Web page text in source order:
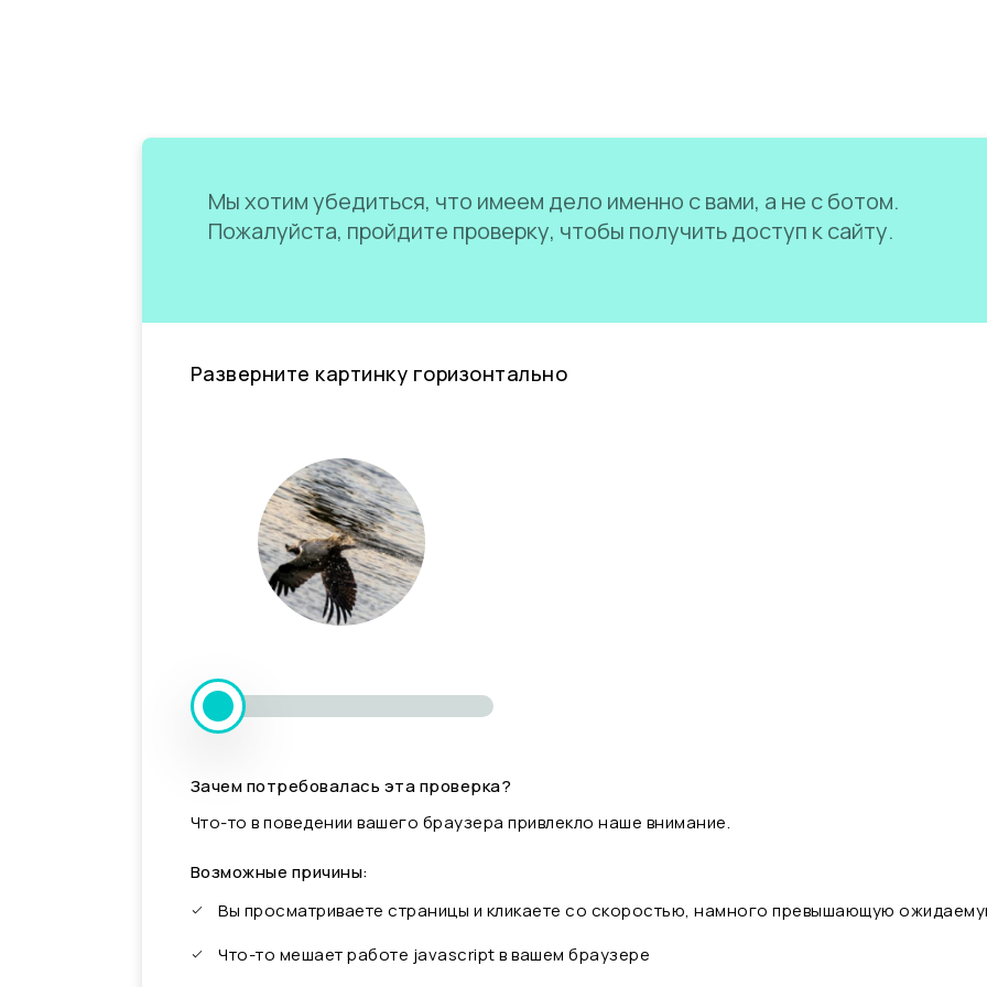
Мы хотим убедиться, что имеем дело именно с вами, а не с ботом.
Пожалуйста, пройдите проверку, чтобы получить доступ к сайту.
Разверните картинку горизонтально
Зачем потребовалась эта проверка?
Что-то в поведении вашего браузера привлекло наше внимание.
Возможные причины:
Вы просматриваете страницы и кликаете со скоростью, намного превышающую
Что-то мешает работе javascript в вашем браузере